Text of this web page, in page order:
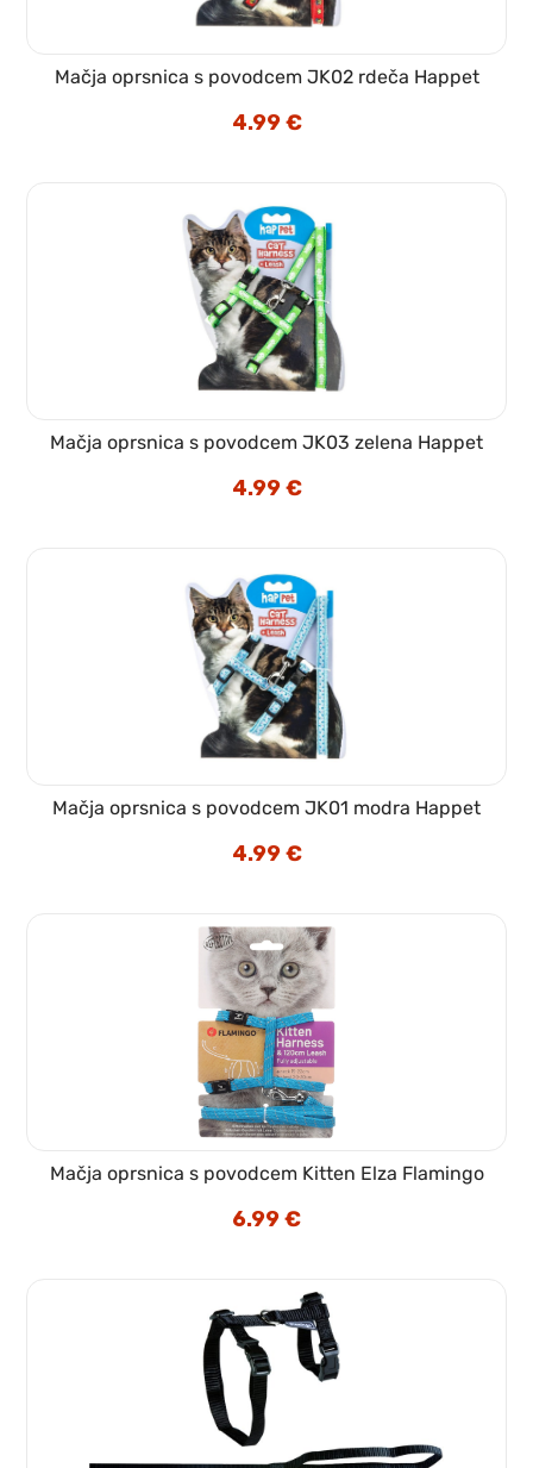
Mačja oprsnica s povodcem JK02 rdeča Happet
4.99€
Mačja oprsnica s povodcem JK03 zelena Happet
4.99€
Mačja oprsnica s povodcem JK01 modra Happet
4.99€
Mačja oprsnica s povodcem Kitten Elza Flamingo
6.99€